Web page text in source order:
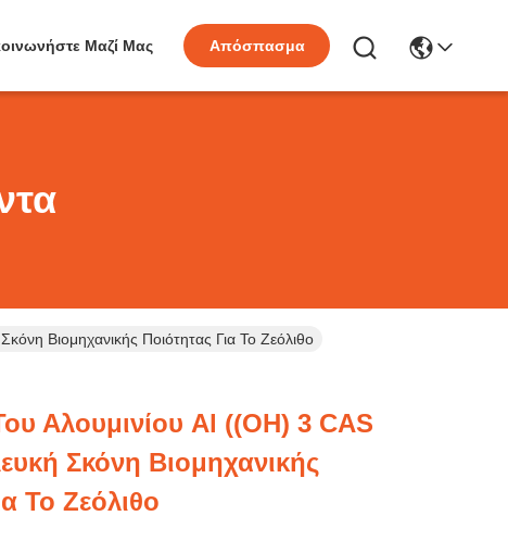
Μαζί Μας Απόσπασμα
Βιομηχανικής Ποιότητας Για Το Ζεόλιθο
Αλουμινίου Al ((OH) 3 CAS
Σκόνη Βιομηχανικής
Το Ζεόλιθο